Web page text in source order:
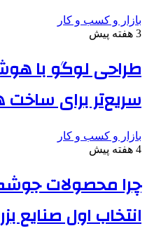
بازار و کسب و کار
3 هفته پیش
طراحی لوگو با
سریع‌تر برای
بازار و کسب و کار
4 هفته پیش
انتخاب اول صنایع